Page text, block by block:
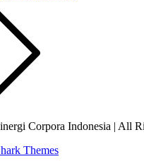
Corpora Indonesia | All
Themes